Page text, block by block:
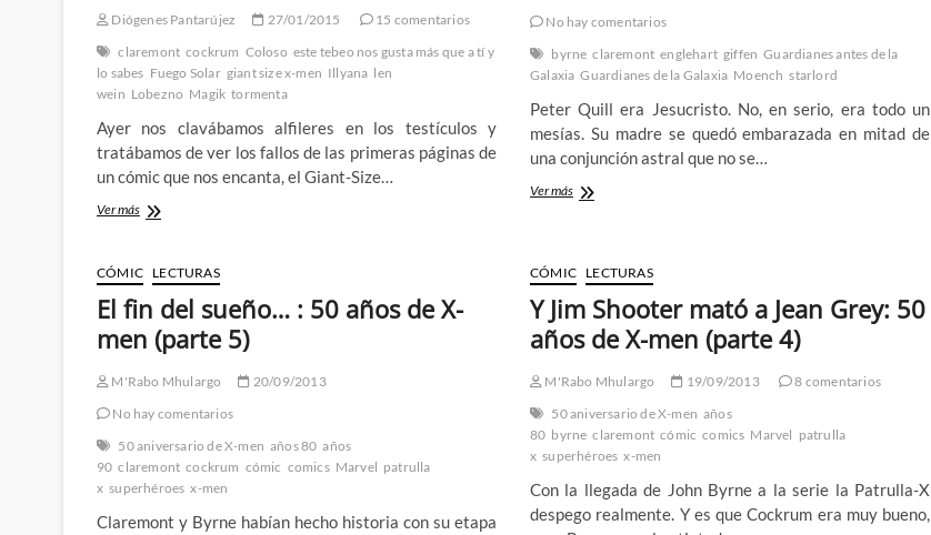
Diógenes Pantarújez 27/01/2015
15 comentarios
claremont cockrum Coloso este tebeo nos gusta más que a tí y
lo sabes Fuego Solar giant size x-men Illyana len
wein Lobezno Magik tormenta
Ayer nos clavábamos alfileres en los testículos y
tratábamos de ver los fallos de las primeras páginas de
un cómic que nos encanta, el Giant-Size…
Ver másEl
en
Giant-
Size
Men
(II):
Sólo
hacerte
daño
los
más
No hay comentarios
byrne claremont englehart giffen Guardianes antes de la
Galaxia Guardianes de la Galaxia Moench starlord
Peter Quill era Jesucristo. No, en serio, era todo un
mesías. Su madre se quedó embarazada en mitad de
una conjunción astral que no se…
Ver másStarlord
zodiaco:
Guardianes
antes
la
(I)
CÓMIC LECTURAS
El fin del sueño… : 50 años de X-
men (parte 5)
M'Rabo Mhulargo
20/09/2013
No hay comentarios
50 aniversario de X-men años 80 años
90 claremont cockrum cómic comics Marvel patrulla
x superhéroes x-men
Claremont y Byrne habían hecho historia con su etapa
CÓMIC LECTURAS
Y Jim Shooter mató a Jean Grey: 50
años de X-men (parte 4)
M'Rabo Mhulargo 19/09/2013
8 comentarios
50 aniversario de X-men años
80 byrne claremont cómic comics Marvel patrulla
x superhéroes x-men
Con la llegada de John Byrne a la serie la Patrulla-X
despego realmente. Y es que Cockrum era muy bueno,